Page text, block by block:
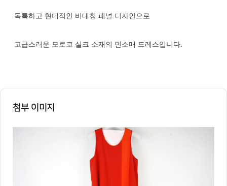
독특하고 현대적인 비대칭 패널 디자인으로
고급스러운 모로코 실크 소재의 민소매 드레스입니다.
첨부 이미지